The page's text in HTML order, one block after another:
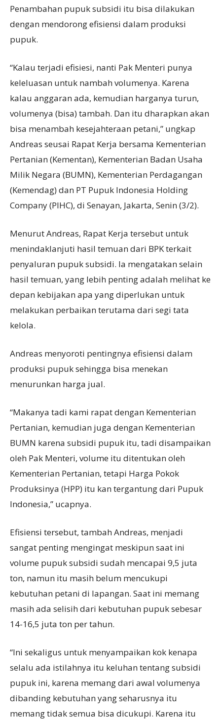
Penambahan pupuk subsidi itu bisa dilakukan
dengan mendorong efisiensi dalam produksi
pupuk.
“Kalau terjadi efisiesi, nanti Pak Menteri punya
keleluasan untuk nambah volumenya. Karena
kalau anggaran ada, kemudian harganya turun,
volumenya (bisa) tambah. Dan itu dharapkan akan
bisa menambah kesejahteraan petani,” ungkap
Andreas seusai Rapat Kerja bersama Kementerian
Pertanian (Kementan), Kementerian Badan Usaha
Milik Negara (BUMN), Kementerian Perdagangan
(Kemendag) dan PT Pupuk Indonesia Holding
Company (PIHC), di Senayan, Jakarta, Senin (3/2).
Menurut Andreas, Rapat Kerja tersebut untuk
menindaklanjuti hasil temuan dari BPK terkait
penyaluran pupuk subsidi. Ia mengatakan selain
hasil temuan, yang lebih penting adalah melihat ke
depan kebijakan apa yang diperlukan untuk
melakukan perbaikan terutama dari segi tata
kelola.
Andreas menyoroti pentingnya efisiensi dalam
produksi pupuk sehingga bisa menekan
menurunkan harga jual.
“Makanya tadi kami rapat dengan Kementerian
Pertanian, kemudian juga dengan Kementerian
BUMN karena subsidi pupuk itu, tadi disampaikan
oleh Pak Menteri, volume itu ditentukan oleh
Kementerian Pertanian, tetapi Harga Pokok
Produksinya (HPP) itu kan tergantung dari Pupuk
Indonesia,” ucapnya.
Efisiensi tersebut, tambah Andreas, menjadi
sangat penting mengingat meskipun saat ini
volume pupuk subsidi sudah mencapai 9,5 juta
ton, namun itu masih belum mencukupi
kebutuhan petani di lapangan. Saat ini memang
masih ada selisih dari kebutuhan pupuk sebesar
14-16,5 juta ton per tahun.
“Ini sekaligus untuk menyampaikan kok kenapa
selalu ada istilahnya itu keluhan tentang subsidi
pupuk ini, karena memang dari awal volumenya
dibanding kebutuhan yang seharusnya itu
memang tidak semua bisa dicukupi. Karena itu